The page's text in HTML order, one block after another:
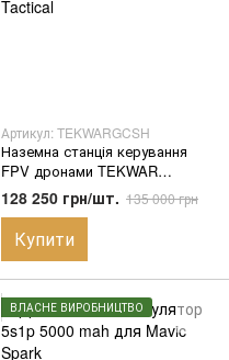
Артикул: TEKWARGCSH
Наземна станція керування
FPV дронами TEKWAR
HYBRYD | стабільний сигнал
128 250 грн/шт. 135 000 грн
Купити
ВЛАСНЕ ВИРОБНИЦТВО